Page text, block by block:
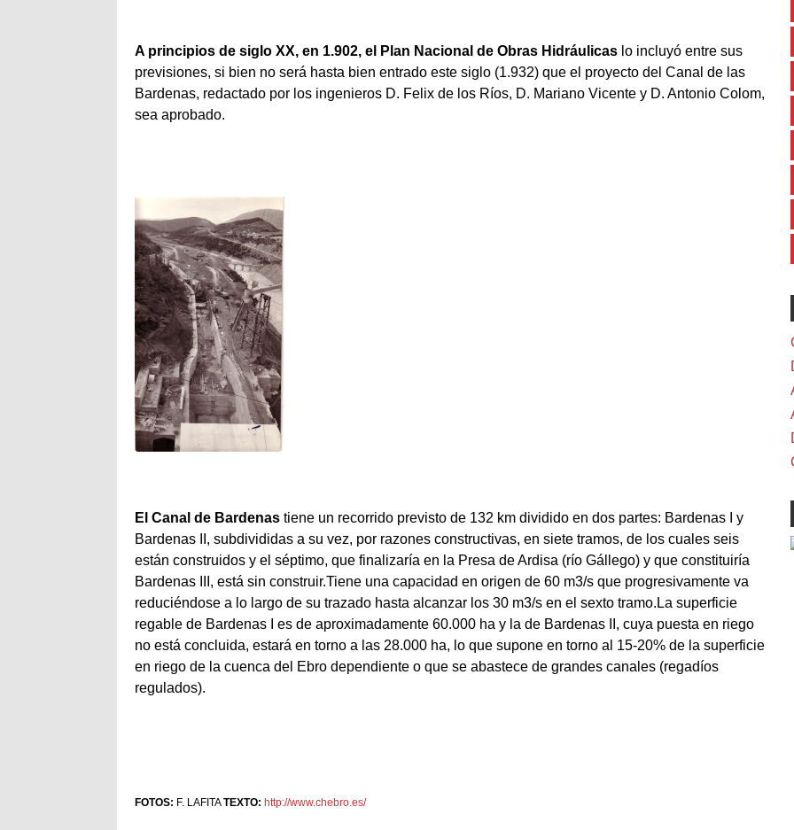
A principios de siglo XX, en 1.902, el Plan Nacional de Obras Hidráulicas lo incluyó entre sus
previsiones, si bien no será hasta bien entrado este siglo (1.932) que el proyecto del Canal de las
Bardenas, redactado por los ingenieros D. Felix de los Ríos, D. Mariano Vicente y D. Antonio Colom,
sea aprobado.
El Canal de Bardenas tiene un recorrido previsto de 132 km dividido en dos partes: Bardenas I y
Bardenas II, subdivididas a su vez, por razones constructivas, en siete tramos, de los cuales seis
están construidos y el séptimo, que finalizaría en la Presa de Ardisa (río Gállego) y que constituiría
Bardenas III, está sin construir.Tiene una capacidad en origen de 60 m3/s que progresivamente va
reduciéndose a lo largo de su trazado hasta alcanzar los 30 m3/s en el sexto tramo.La superficie
regable de Bardenas I es de aproximadamente 60.000 ha y la de Bardenas II, cuya puesta en riego
no está concluida, estará en torno a las 28.000 ha, lo que supone en torno al 15-20% de la superficie
en riego de la cuenca del Ebro dependiente o que se abastece de grandes canales (regadíos
regulados).
FOTOS: F. LAFITATEXTO: http://www.chebro.es/